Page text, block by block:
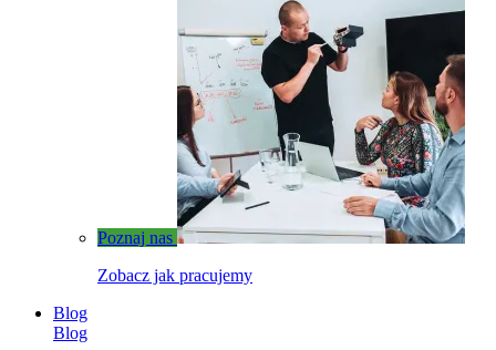
Poznaj nas
Zobacz jak pracujemy
Blog
Blog